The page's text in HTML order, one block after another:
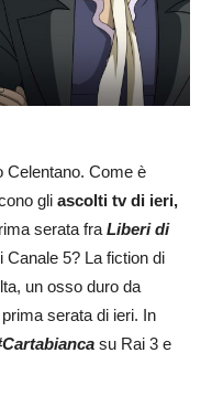
Celentano. Come è
gli ascolti tv di ieri,
serata fra Liberi di
5? La fiction di
un osso duro da
serata di ieri. In
su Rai 3 e